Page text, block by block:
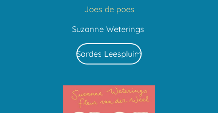
Joes de poes
Suzanne Weterings
Sardes Leespluim